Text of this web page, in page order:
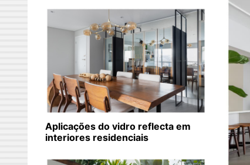
Aplicações do vidro reflecta em
interiores residenciais